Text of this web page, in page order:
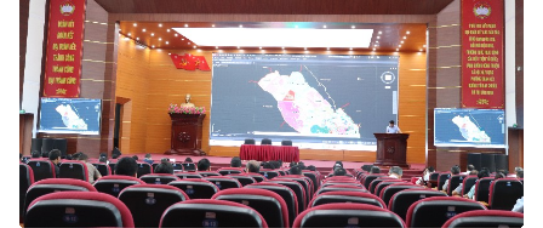
Lào Cai, Điện Biên, Tuyên Quang.